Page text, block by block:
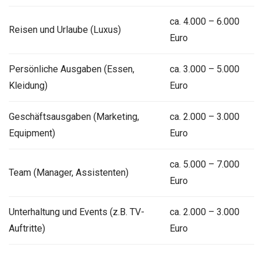
Reisen und Urlaube (Luxus)
ca. 4.000 – 6.000
Euro
Persönliche Ausgaben (Essen,
Kleidung)
ca. 3.000 – 5.000
Euro
Geschäftsausgaben (Marketing,
Equipment)
ca. 2.000 – 3.000
Euro
Team (Manager, Assistenten)
ca. 5.000 – 7.000
Euro
Unterhaltung und Events (z.B. TV-
Auftritte)
ca. 2.000 – 3.000
Euro